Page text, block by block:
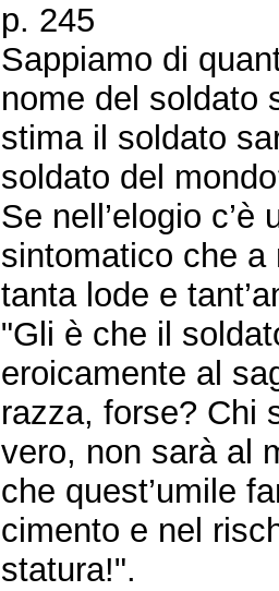
p. 245
Sappiamo di
nome del soldato
stima il soldato
soldato del
Se nell’elogio c’è
sintomatico che
tanta lode e
"Gli è che il
eroicamente al
razza, forse? Chi
vero, non sarà al
che quest’umile
cimento e nel
statura!".